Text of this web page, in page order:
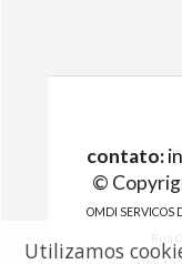
contato:
©
OMDI SERVICOS
Utilizamos